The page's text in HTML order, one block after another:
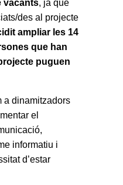
vacants, ja que
des al projecte
ampliar les 14
que han
puguen
a dinamitzadors
el
informatiu i
d’estar